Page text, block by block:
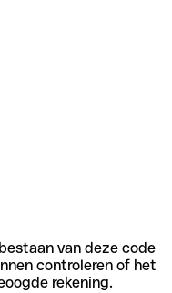
van deze code
controleren of het
rekening.